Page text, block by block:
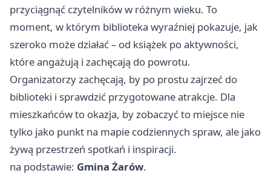
przyciągnąć czytelników w różnym wieku. To
moment, w którym biblioteka wyraźniej pokazuje, jak
szeroko może działać – od książek po aktywności,
które angażują i zachęcają do powrotu.
Organizatorzy zachęcają, by po prostu zajrzeć do
biblioteki i sprawdzić przygotowane atrakcje. Dla
mieszkańców to okazja, by zobaczyć to miejsce nie
tylko jako punkt na mapie codziennych spraw, ale jako
żywą przestrzeń spotkań i inspiracji.
na podstawie: Gmina Żarów.